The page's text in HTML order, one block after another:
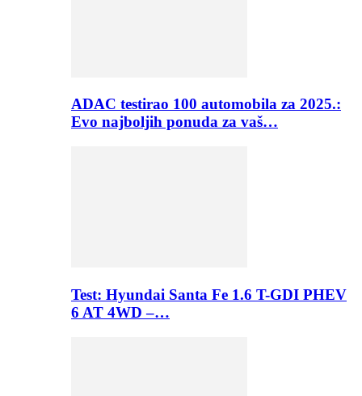
ADAC testirao 100 automobila za 2025.:
Evo najboljih ponuda za vaš…
Test: Hyundai Santa Fe 1.6 T-GDI PHEV
6 AT 4WD –…